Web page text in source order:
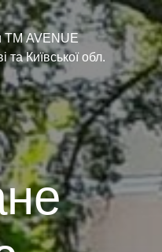
ТМ AVENUE
та Київської обл.